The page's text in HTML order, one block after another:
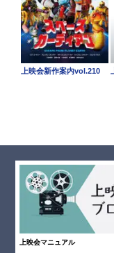
上映会新作案内vol.210
上映会マニュアル